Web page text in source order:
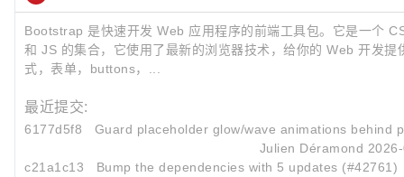
Bootstrap 是快速开发 Web 应用程序的前端工具包。它是一个
和 JS 的集合，它使用了最新的浏览器技术，给你的 Web 开发提
式，表单，buttons，...
最近提交:
6177d5f8
Guard placeholder glow/wave animations behind
Julien Déramond
c21a1c13
Bump the dependencies with 5 updates (#42761)